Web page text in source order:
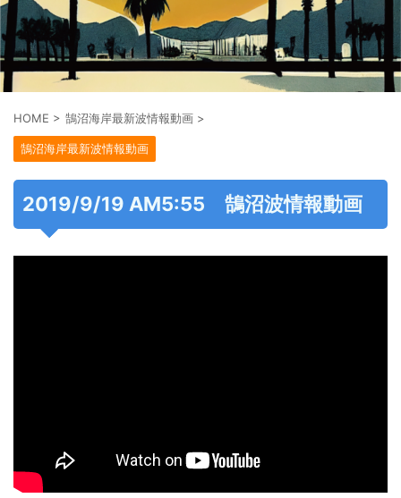
HOME > 鵠沼海岸最新波情報動画 >
鵠沼海岸最新波情報動画
2019/9/19 AM5:55 鵠沼波情報動画